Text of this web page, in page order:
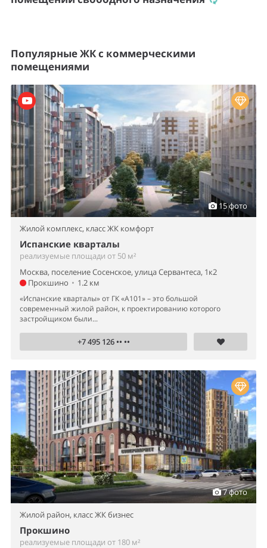
Популярные ЖК с коммерческими
помещениями
15 фото
Жилой комплекс, класс ЖК комфорт
Испанские кварталы
реализуемые площади от 50 м²
Москва, поселение Сосенское, улица Сервантеса, 1к2
Прокшино • 1.2 км
«Испанские кварталы» от ГК «А101» – это большой
современный жилой район, к проектированию которого
застройщиком были...
+7 495 126 •• ••
7 фото
Жилой район, класс ЖК бизнес
Прокшино
реализуемые площади от 180 м²